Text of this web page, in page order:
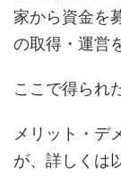
家から資金を
の取得・運営
ここで得られ
メリット・デ
が、詳しくは